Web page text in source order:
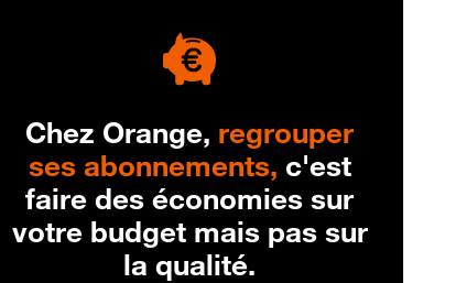
Chez Orange, regrouper
ses abonnements, c'est
faire des économies sur
votre budget mais pas sur
la qualité.